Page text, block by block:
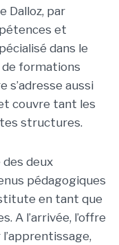
Dalloz, par
et
dans le
de formations
s’adresse aussi
couvre tant les
structures.
deux
pédagogiques
en tant que
l’arrivée, l’offre